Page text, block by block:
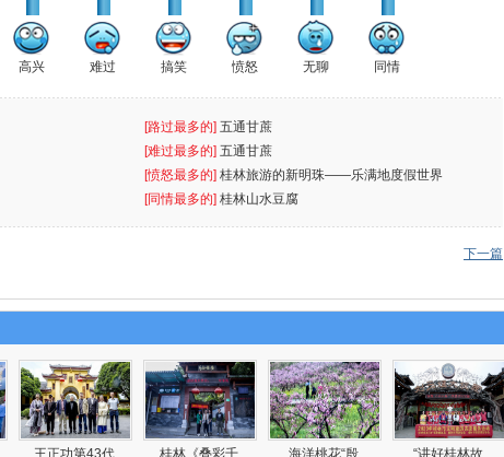
高兴 难过 搞笑 愤怒 无聊 同情
[路过最多的] 五通甘蔗
[难过最多的] 五通甘蔗
[愤怒最多的] 桂林旅游的新明珠——乐满地度假世界
[同情最多的] 桂林山水豆腐
下一篇
王正功第43代 桂林《叠彩千 海洋桃花“殷 “讲好桂林故